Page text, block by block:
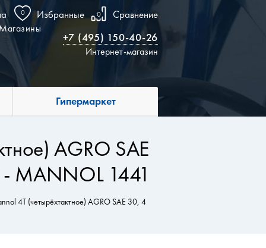
0 Избранные 0 Сравнение
Магазины
+7 (495) 150-40-26
Интернет-магазин
Гипермаркет
AGRO SAE
- MANNOL 1441
4Т (четырёхтактное) AGRO SAE 30, 4